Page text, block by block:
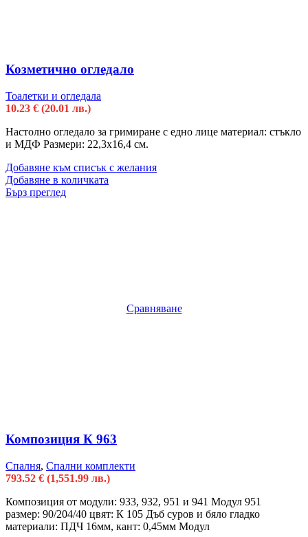
Козметично огледало
Тоалетки и огледала
10.23 € (20.01 лв.)
Настолно огледало за гримиране с едно лице материал: стъкло
и МДФ Размери: 22,3х16,4 см.
Добавяне към списък с желания
Добавяне в количката
Бърз преглед
Сравняване
Композиция К 963
Спалня, Спални комплекти
793.52 € (1,551.99 лв.)
Композиция от модули: 933, 932, 951 и 941 Модул 951
размер: 90/204/40 цвят: К 105 Дъб суров и бяло гладко
материали: ПДЧ 16мм, кант: 0,45мм Модул